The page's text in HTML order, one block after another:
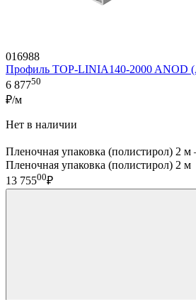
016988
Профиль TOP-LINIA140-2000 ANOD
6 87750
₽/м
Нет в наличии
Пленочная упаковка (полистирол) 2
Пленочная упаковка (полистирол) 2 м
13 75500₽